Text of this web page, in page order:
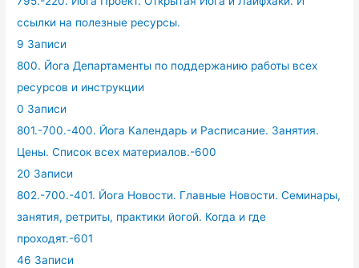
ссылки на полезные ресурсы.
9 Записи
800. Йога Департаменты по поддержанию работы всех
ресурсов и инструкции
0 Записи
801.-700.-400. Йога Календарь и Расписание. Занятия.
Цены. Список всех материалов.-600
20 Записи
802.-700.-401. Йога Новости. Главные Новости. Семинары,
занятия, ретриты, практики йогой. Когда и где
проходят.-601
46 Записи